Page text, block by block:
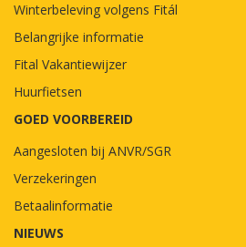
Winterbeleving volgens Fitál
Belangrijke informatie
Fital Vakantiewijzer
Huurfietsen
GOED VOORBEREID
Aangesloten bij ANVR/SGR
Verzekeringen
Betaalinformatie
NIEUWS